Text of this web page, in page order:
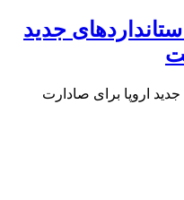
جدید
جدید اروپا برای صادارت